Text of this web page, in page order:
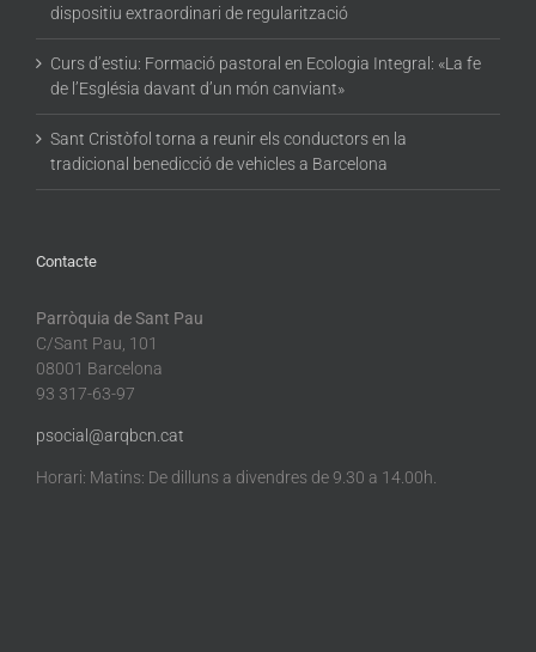
dispositiu extraordinari de regularització
Curs d’estiu: Formació pastoral en Ecologia Integral: «La fe
de l’Església davant d’un món canviant»
Sant Cristòfol torna a reunir els conductors en la
tradicional benedicció de vehicles a Barcelona
Contacte
Parròquia de Sant Pau
C/Sant Pau, 101
08001 Barcelona
93 317-63-97
psocial@arqbcn.cat
Horari: Matins: De dilluns a divendres de 9.30 a 14.00h.